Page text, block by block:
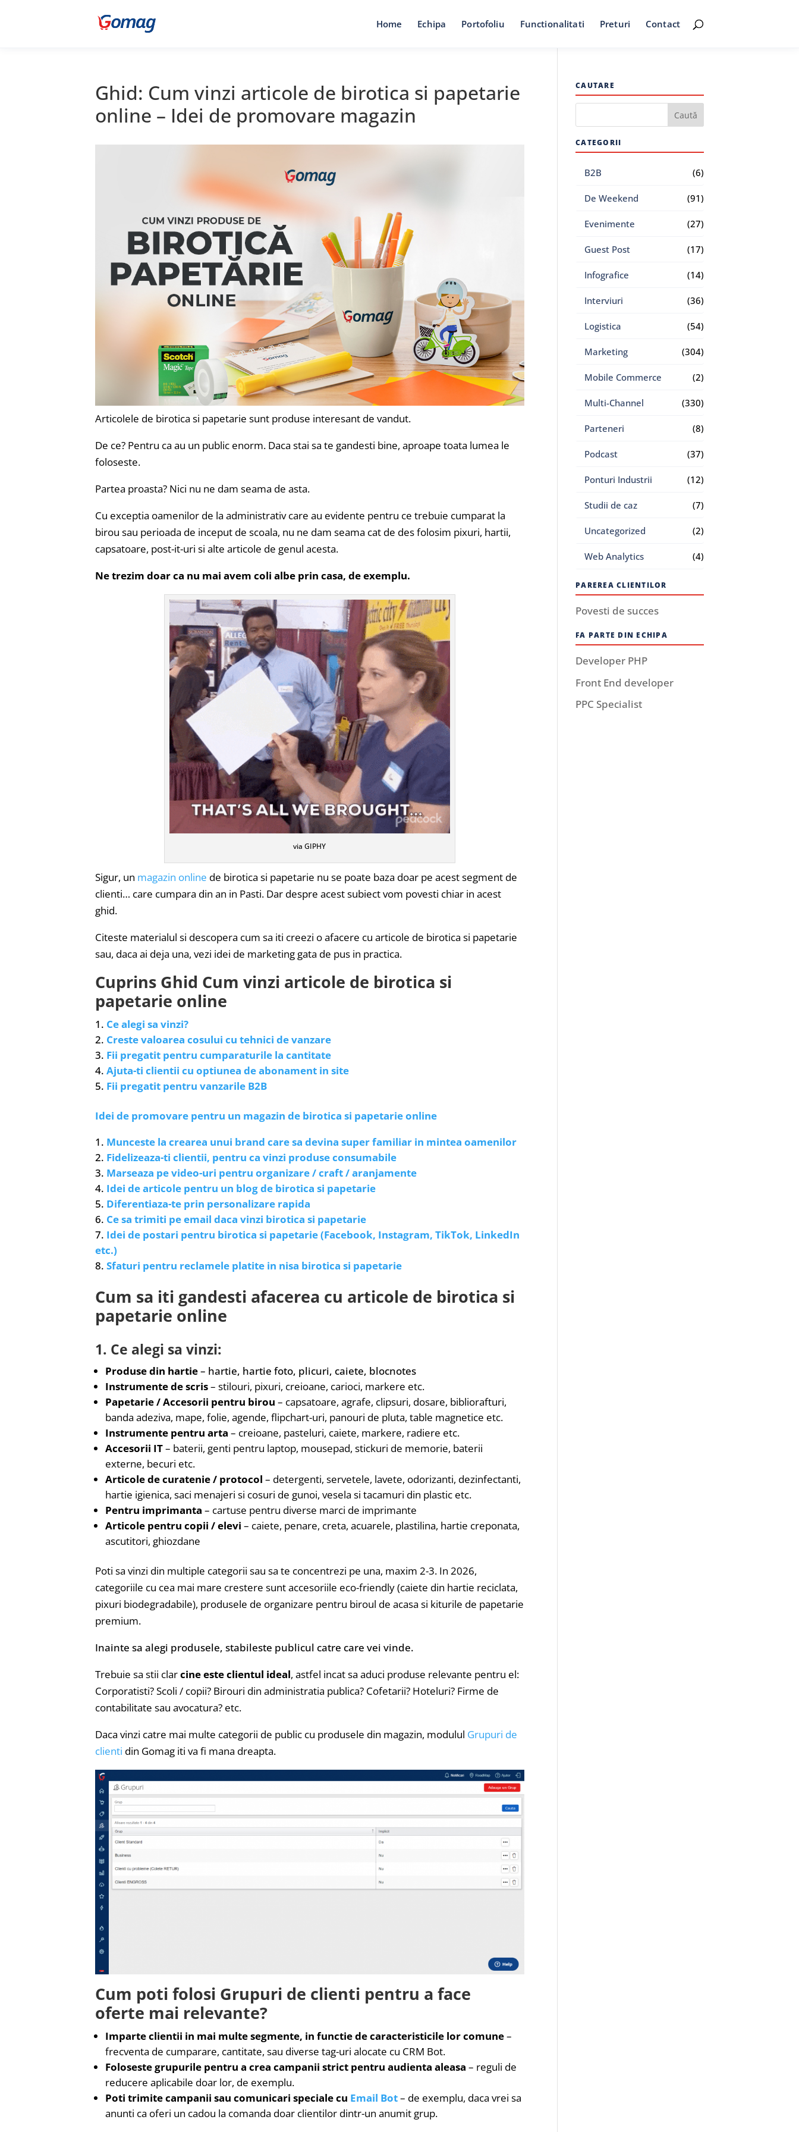
Home Echipa Portofoliu Functionalitati Preturi Contact
Ghid: Cum vinzi articole de birotica si papetarie
online – Idei de promovare magazin
Articolele de birotica si papetarie sunt produse interesant de vandut.
De ce? Pentru ca au un public enorm. Daca stai sa te gandesti bine, aproape toata lumea le
foloseste.
Partea proasta? Nici nu ne dam seama de asta.
Cu exceptia oamenilor de la administrativ care au evidente pentru ce trebuie cumparat la
birou sau perioada de inceput de scoala, nu ne dam seama cat de des folosim pixuri, hartii,
capsatoare, post-it-uri si alte articole de genul acesta.
Ne trezim doar ca nu mai avem coli albe prin casa, de exemplu.
via GIPHY
Sigur, un magazin online de birotica si papetarie nu se poate baza doar pe acest segment de
clienti… care cumpara din an in Pasti. Dar despre acest subiect vom povesti chiar in acest
ghid.
Citeste materialul si descopera cum sa iti creezi o afacere cu articole de birotica si papetarie
sau, daca ai deja una, vezi idei de marketing gata de pus in practica.
Cuprins Ghid Cum vinzi articole de birotica si
papetarie online
Ce alegi sa vinzi?
Creste valoarea cosului cu tehnici de vanzare
Fii pregatit pentru cumparaturile la cantitate
Ajuta-ti clientii cu optiunea de abonament in site
Fii pregatit pentru vanzarile B2B
Idei de promovare pentru un magazin de birotica si papetarie online
Munceste la crearea unui brand care sa devina super familiar in mintea oamenilor
Fidelizeaza-ti clientii, pentru ca vinzi produse consumabile
Marseaza pe video-uri pentru organizare / craft / aranjamente
Idei de articole pentru un blog de birotica si papetarie
Diferentiaza-te prin personalizare rapida
Ce sa trimiti pe email daca vinzi birotica si papetarie
Idei de postari pentru birotica si papetarie (Facebook, Instagram, TikTok, LinkedIn
etc.)
Sfaturi pentru reclamele platite in nisa birotica si papetarie
Cum sa iti gandesti afacerea cu articole de birotica si
papetarie online
1. Ce alegi sa vinzi:
Produse din hartie– hartie, hartie foto, plicuri, caiete, blocnotes
Instrumente de scris– stilouri, pixuri, creioane, carioci, markere etc.
Papetarie / Accesorii pentru birou – capsatoare, agrafe, clipsuri, dosare, bibliorafturi,
banda adeziva, mape, folie, agende, flipchart-uri, panouri de pluta, table magnetice etc.
Instrumente pentru arta – creioane, pasteluri, caiete, markere, radiere etc.
Accesorii IT– baterii, genti pentru laptop, mousepad, stickuri de memorie, baterii
externe, becuri etc.
Articole de curatenie / protocol – detergenti, servetele, lavete, odorizanti, dezinfectanti,
hartie igienica, saci menajeri si cosuri de gunoi, vesela si tacamuri din plastic etc.
Pentru imprimanta – cartuse pentru diverse marci de imprimante
Articole pentru copii / elevi – caiete, penare, creta, acuarele, plastilina, hartie creponata,
ascutitori, ghiozdane
Poti sa vinzi din multiple categorii sau sa te concentrezi pe una, maxim 2-3. In 2026,
categoriile cu cea mai mare crestere sunt accesoriile eco-friendly (caiete din hartie reciclata,
pixuri biodegradabile), produsele de organizare pentru biroul de acasa si kiturile de papetarie
premium.
Inainte sa alegi produsele, stabileste publicul catre care vei vinde.
Trebuie sa stii clarcine este clientul ideal, astfel incat sa aduci produse relevante pentru el:
Corporatisti? Scoli / copii? Birouri din administratia publica? Cofetarii? Hoteluri? Firme de
contabilitate sau avocatura? etc.
Daca vinzi catre mai multe categorii de public cu produsele din magazin, modulul Grupuri de
clienti din Gomag iti va fi mana dreapta.
Cum poti folosi Grupuri de clienti pentru a face
oferte mai relevante?
Imparte clientii in mai multe segmente, in functie de caracteristicile lor comune–
frecventa de cumparare, cantitate, sau diverse tag-uri alocate cu CRM Bot.
Foloseste grupurile pentru a crea campanii strict pentru audienta aleasa – reguli de
reducere aplicabile doar lor, de exemplu.
Poti trimite campanii sau comunicari speciale cu Email Bot– de exemplu, daca vrei sa
anunti ca oferi un cadou la comanda doar clientilor dintr-un anumit grup.
CAUTARE
CATEGORII
B2B (6)
De Weekend (91)
Evenimente (27)
Guest Post (17)
Infografice (14)
Interviuri (36)
Logistica (54)
Marketing (304)
Mobile Commerce (2)
Multi-Channel (330)
Parteneri (8)
Podcast (37)
Ponturi Industrii (12)
Studii de caz (7)
Uncategorized (2)
Web Analytics (4)
PAREREA CLIENTILOR
Povesti de succes
FA PARTE DIN ECHIPA
Developer PHP
Front End developer
PPC Specialist